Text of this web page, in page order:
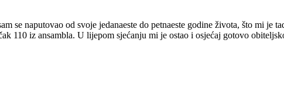
se naputovao od svoje jedanaeste do petnaeste godine života, što mi je
110 iz ansambla. U lijepom sjećanju mi je ostao i osjećaj gotovo